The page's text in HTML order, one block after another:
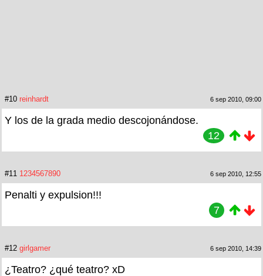
#10 reinhardt 6 sep 2010, 09:00
Y los de la grada medio descojonándose.
12
#11 1234567890 6 sep 2010, 12:55
Penalti y expulsion!!!
7
#12 girlgamer 6 sep 2010, 14:39
¿Teatro? ¿qué teatro? xD